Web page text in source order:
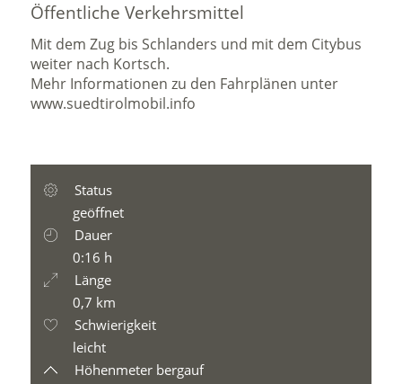
Öffentliche Verkehrsmittel
Mit dem Zug bis Schlanders und mit dem Citybus
weiter nach Kortsch.
Mehr Informationen zu den Fahrplänen unter
www.suedtirolmobil.info
Status
geöffnet
Dauer
0:16 h
Länge
0,7 km
Schwierigkeit
leicht
Höhenmeter bergauf